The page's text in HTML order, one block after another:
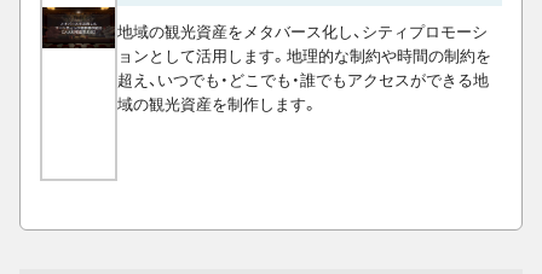
地域の観光資産をメタバース化し、シティプロモーシ
ョンとして活用します。地理的な制約や時間の制約を
超え、いつでも・どこでも・誰でもアクセスができる地
域の観光資産を制作します。